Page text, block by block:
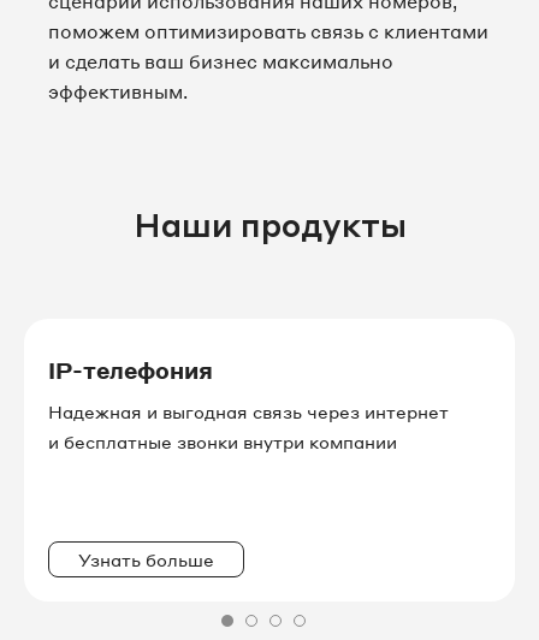
8 495 067-79-45
8 495 067-79-46
8 495 067-79-83
8 495 067-80-47
8 495 067-80-66
8 495 067-80-84
поможем оптимизировать связь с клиентами
и сделать ваш бизнес максимально
эффективным.
Наши продукты
IP-телефония
Надежная и выгодная связь через интернет
и бесплатные звонки внутри компании
Узнать больше